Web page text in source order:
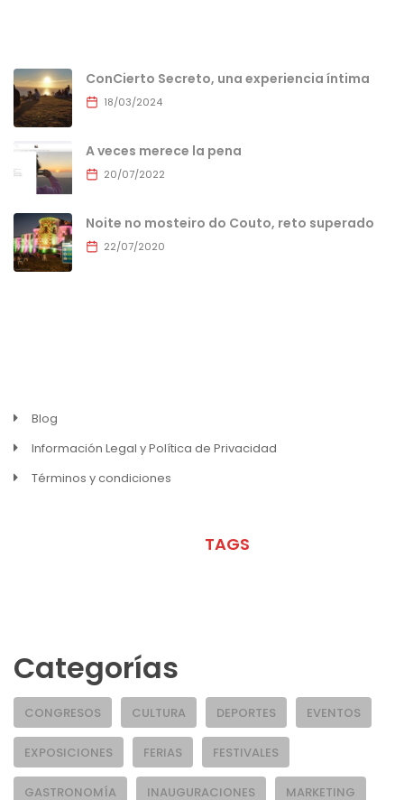
ConCierto Secreto, una experiencia íntima
18/03/2024
A veces merece la pena
20/07/2022
Noite no mosteiro do Couto, reto superado
22/07/2020
Blog
Información Legal y Política de Privacidad
Términos y condiciones
TAGS
Categorías
CONGRESOS CULTURA DEPORTES EVENTOS
EXPOSICIONES FERIAS FESTIVALES
GASTRONOMÍA INAUGURACIONES MARKETING